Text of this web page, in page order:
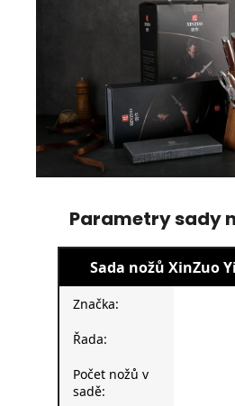
Parametry sady
Sada nožů XinZuo
Značka:
Řada:
Počet nožů v
sadě: